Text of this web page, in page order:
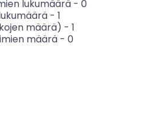
lukumäärä- 0
- 1
määrä) - 1
määrä- 0